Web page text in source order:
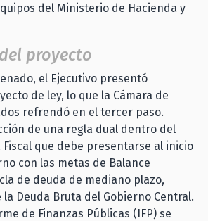
del Ministerio de Hacienda y
proyecto
el Ejecutivo presentó
de ley, lo que la Cámara de
refrendó en el tercer paso.
de una regla dual dentro del
que debe presentarse al inicio
con las metas de Balance
de deuda de mediano plazo,
Deuda Bruta del Gobierno Central.
de Finanzas Públicas (IFP) se